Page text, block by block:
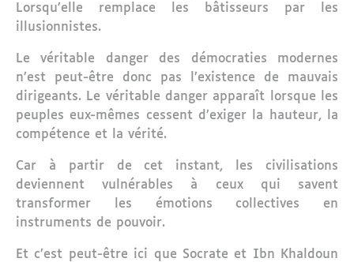
Lorsqu’elle remplace les bâtisseurs par les
illusionnistes.
Le véritable danger des démocraties modernes
n’est peut-être donc pas l’existence de mauvais
dirigeants. Le véritable danger apparaît lorsque les
peuples eux-mêmes cessent d’exiger la hauteur, la
compétence et la vérité.
Car à partir de cet instant, les civilisations
deviennent vulnérables à ceux qui savent
transformer les émotions collectives en
instruments de pouvoir.
Et c’est peut-être ici que Socrate et Ibn Khaldoun